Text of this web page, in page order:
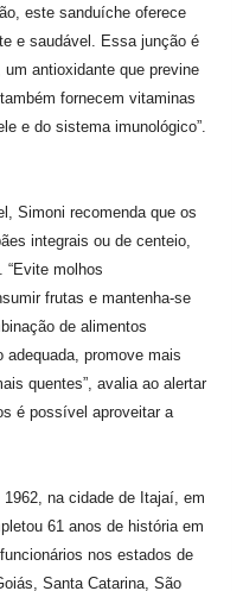
este sanduíche oferece
e saudável. Essa junção é
antioxidante que previne
fornecem vitaminas
e do sistema imunológico”.
Simoni recomenda que os
integrais ou de centeio,
molhos
frutas e mantenha-se
de alimentos
promove mais
quentes”, avalia ao alertar
é possível aproveitar a
na cidade de Itajaí, em
61 anos de história em
nos estados de
Santa Catarina, São